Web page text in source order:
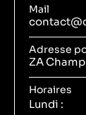
Mail
Adresse
ZA
Horaires
Lundi :